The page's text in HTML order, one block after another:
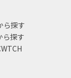
ら探す
ら探す